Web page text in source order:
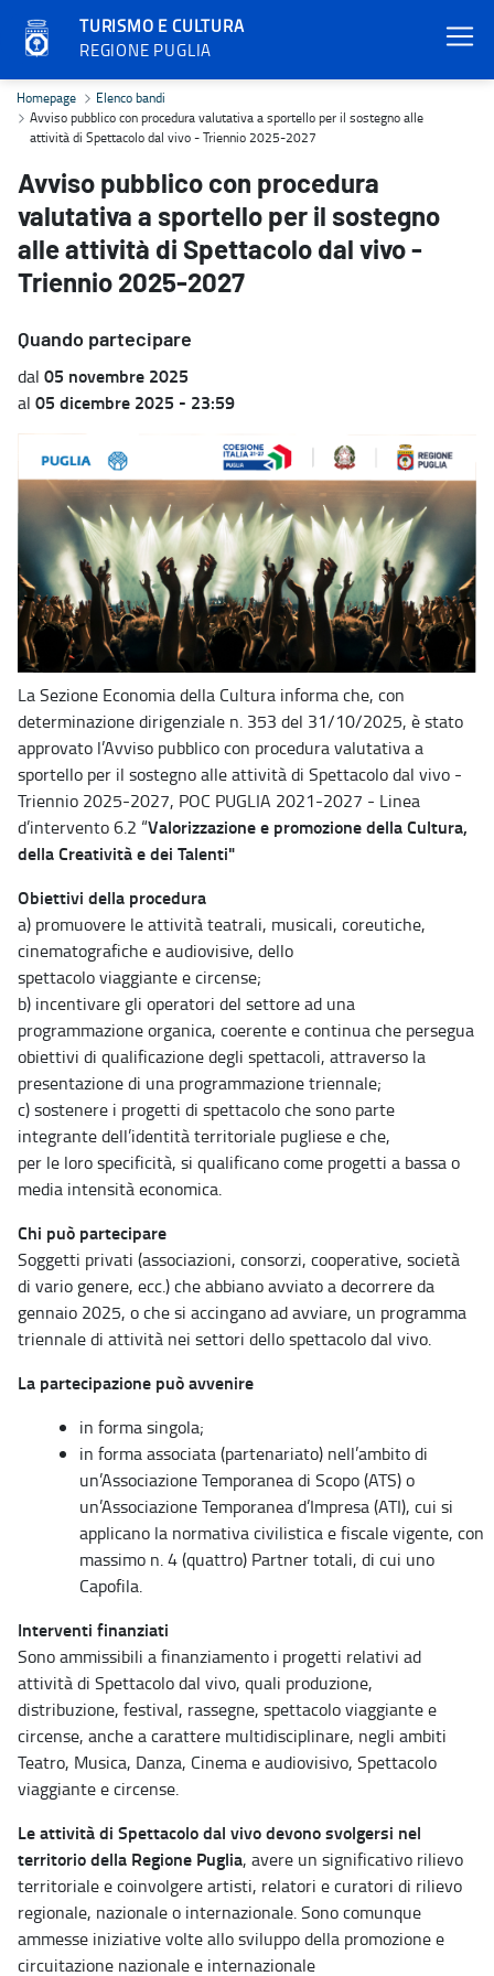
TURISMO E CULTURA
REGIONE PUGLIA
Avviso pubblico con procedura valutativa a sportello per il
Homepage
Elenco bandi
Avviso pubblico con procedura valutativa a sportello per il sostegno alle
attività di Spettacolo dal vivo - Triennio 2025-2027
Avviso pubblico con procedura
valutativa a sportello per il sostegno
alle attività di Spettacolo dal vivo -
Triennio 2025-2027
Quando partecipare
dal 05 novembre 2025
al 05 dicembre 2025 - 23:59
La Sezione Economia della Cultura informa che, con
determinazione dirigenziale n. 353 del 31/10/2025, è stato
approvato l’Avviso pubblico con procedura valutativa a
sportello per il sostegno alle attività di Spettacolo dal vivo -
Triennio 2025-2027, POC PUGLIA 2021-2027 - Linea
d’intervento 6.2 “Valorizzazione e promozione della Cultura,
della Creatività e dei Talenti"
Obiettivi della procedura
a) promuovere le attività teatrali, musicali, coreutiche,
cinematografiche e audiovisive, dello
spettacolo viaggiante e circense;
b) incentivare gli operatori del settore ad una
programmazione organica, coerente e continua che persegua
obiettivi di qualificazione degli spettacoli, attraverso la
presentazione di una programmazione triennale;
c) sostenere i progetti di spettacolo che sono parte
integrante dell’identità territoriale pugliese e che,
per le loro specificità, si qualificano come progetti a bassa o
media intensità economica.
Chi può partecipare
Soggetti privati (associazioni, consorzi, cooperative, società
di vario genere, ecc.) che abbiano avviato a decorrere da
gennaio 2025, o che si accingano ad avviare, un programma
triennale di attività nei settori dello spettacolo dal vivo.
La partecipazione può avvenire
in forma singola;
in forma associata (partenariato) nell’ambito di
un’Associazione Temporanea di Scopo (ATS) o
un’Associazione Temporanea d’Impresa (ATI), cui si
applicano la normativa civilistica e fiscale vigente, con
massimo n. 4 (quattro) Partner totali, di cui uno
Capofila.
Interventi finanziati
Sono ammissibili a finanziamento i progetti relativi ad
attività di Spettacolo dal vivo, quali produzione,
distribuzione, festival, rassegne, spettacolo viaggiante e
circense, anche a carattere multidisciplinare, negli ambiti
Teatro, Musica, Danza, Cinema e audiovisivo, Spettacolo
viaggiante e circense.
Le attività di Spettacolo dal vivo devono svolgersi nel
territorio della Regione Puglia, avere un significativo rilievo
territoriale e coinvolgere artisti, relatori e curatori di rilievo
regionale, nazionale o internazionale. Sono comunque
ammesse iniziative volte allo sviluppo della promozione e
circuitazione nazionale e internazionale